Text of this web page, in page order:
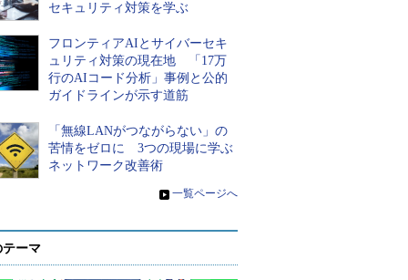
セキュリティ対策を学ぶ
フロンティアAIとサイバーセキ
ュリティ対策の現在地 「17万
行のAIコード分析」事例と公的
ガイドラインが示す道筋
「無線LANがつながらない」の
苦情をゼロに 3つの現場に学ぶ
ネットワーク改善術
» 一覧ページへ
ーマ